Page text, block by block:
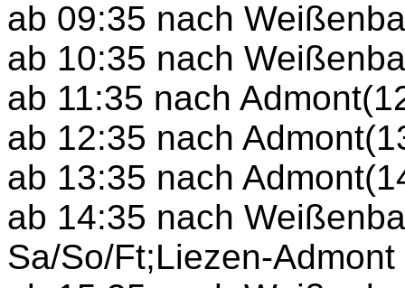
ab 09:35 nach
ab 10:35 nach
ab 11:35 nach
ab 12:35 nach
ab 13:35 nach
ab 14:35 nach
Sa/So/Ft;Liezen-Admont